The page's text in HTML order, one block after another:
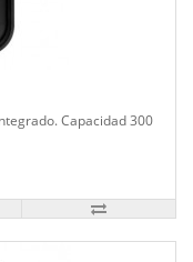
Capacidad 300